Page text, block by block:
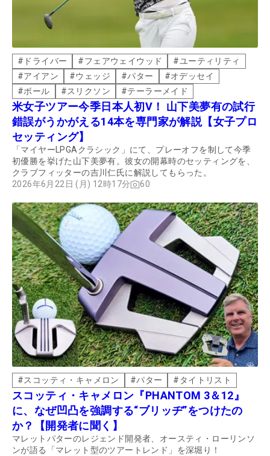
# ドライバー #フェアウェイウッド #ユーティリティ
#アイアン #ウェッジ #パター #オデッセイ
#ボール #スリクソン #テーラーメイド
米女子ツアー今季日本人初V！ 山下美夢有の試行
錯誤がうかがえる14本を専門家が解説【女子プロ
セッティング】
「マイヤーLPGAクラシック」にて、プレーオフを制して今季
初優勝を挙げた山下美夢有。彼女の開幕時のセッティングを、
クラブフィッターの吉川仁氏に解説してもらった。
2026年6月22日 (月) 12時17分
60
#スコッティ・キャメロン #パター # タイトリスト
スコッティ・キャメロン『PHANTOM 3＆12』
に、なぜ凹凸を強調する“ブリッヂ”をつけたの
か？【開発者に聞く】
マレットパターのレジェンド開発者、オースティ・ローリンソ
ンが語る「マレット型のツアートレンド」を深堀り！